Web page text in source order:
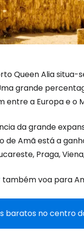
Queen Alia situa-
grande
entre a Europa e o
da grande
de Amã está a
Praga,
também voa para
baratos no centro
... a